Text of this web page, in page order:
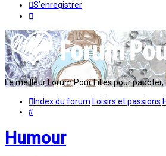
S’enregistrer
Le meilleur Forum Pour Filles pour
Index du forum Loisirs et passions
Rechercher
Humour